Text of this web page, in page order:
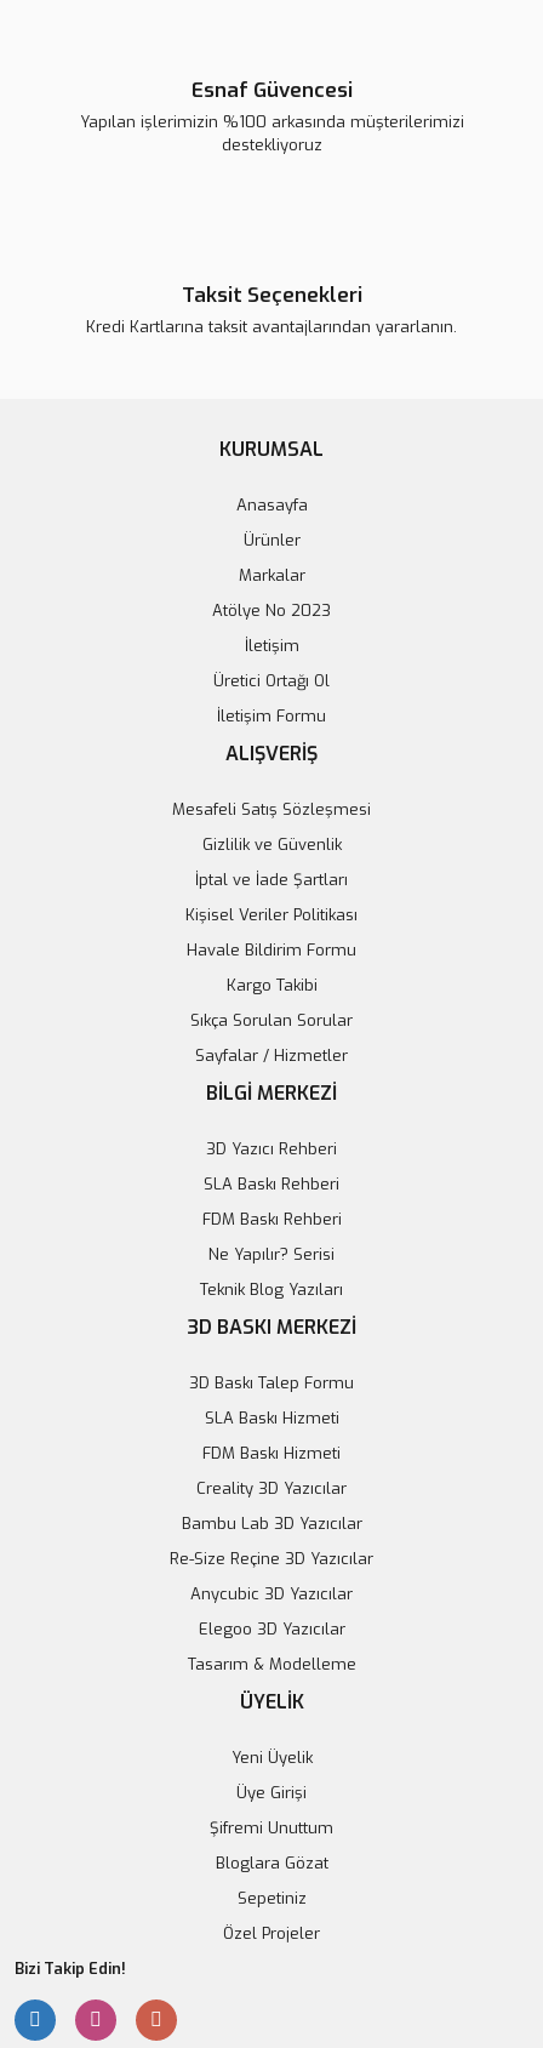
0412 - 0614 - 720 Yüksek Hızlı Drone Motoru
Tower Pro SG-5010 RC Servo Motor
12V 10 RPM 90 Derece Redüktörlü Motor
Esnaf Güvencesi
Yapılan işlerimizin %100 arkasında müşterilerimizi
destekliyoruz
Taksit Seçenekleri
Kredi Kartlarına taksit avantajlarından yararlanın.
KURUMSAL
Anasayfa
Ürünler
Markalar
Atölye No 2023
İletişim
Üretici Ortağı Ol
İletişim Formu
ALIŞVERİŞ
Mesafeli Satış Sözleşmesi
Gizlilik ve Güvenlik
İptal ve İade Şartları
Kişisel Veriler Politikası
Havale Bildirim Formu
Kargo Takibi
Sıkça Sorulan Sorular
Sayfalar / Hizmetler
BİLGİ MERKEZİ
3D Yazıcı Rehberi
SLA Baskı Rehberi
FDM Baskı Rehberi
Ne Yapılır? Serisi
Teknik Blog Yazıları
3D BASKI MERKEZİ
3D Baskı Talep Formu
SLA Baskı Hizmeti
FDM Baskı Hizmeti
Creality 3D Yazıcılar
Bambu Lab 3D Yazıcılar
Re-Size Reçine 3D Yazıcılar
Anycubic 3D Yazıcılar
Elegoo 3D Yazıcılar
Tasarım & Modelleme
ÜYELİK
Yeni Üyelik
Üye Girişi
Şifremi Unuttum
Bloglara Gözat
Sepetiniz
Özel Projeler
Bizi Takip Edin!